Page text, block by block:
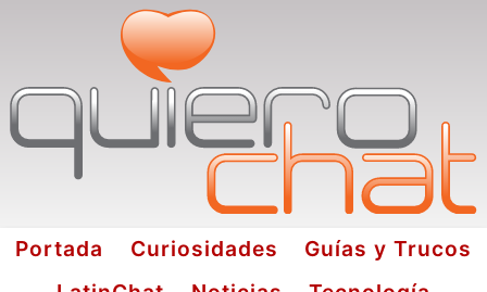
Portada Curiosidades
Guías y Trucos